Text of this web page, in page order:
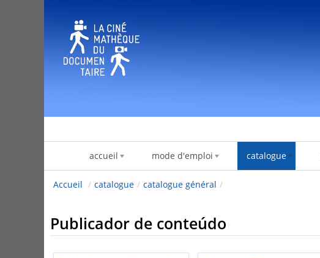
accueil mode d'emploi catalogue
Accueil / catalogue / catalogue général /
Publicador de conteúdo